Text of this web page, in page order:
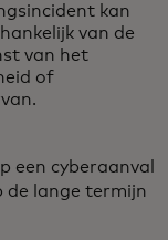
kan
van de
van het
of
een cyberaanval
de lange termijn